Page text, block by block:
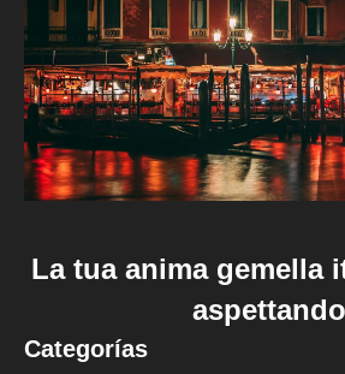
La tua anima gemella
aspettando
Categorías